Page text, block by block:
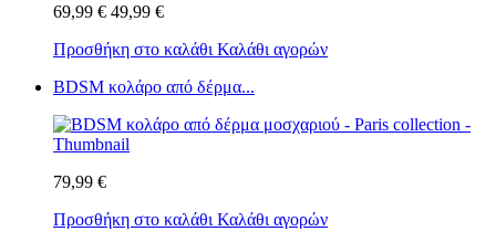
69,99 € 49,99 €
Προσθήκη στο καλάθι Καλάθι αγορών
BDSM κολάρο από δέρμα...
79,99 €
Προσθήκη στο καλάθι Καλάθι αγορών